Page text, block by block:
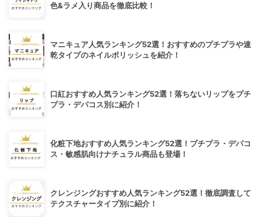
色&ラメ入り商品を徹底比較！
マニキュア人気ランキング52選！おすすめのプチプラや速
乾タイプのネイルポリッシュを紹介！
口紅おすすめ人気ランキング52選！落ちないリップをプチ
プラ・デパコス別に紹介！
化粧下地おすすめ人気ランキング52選！プチプラ・デパコ
ス・敏感肌向けナチュラル商品も登場！
クレンジングおすすめ人気ランキング52選！徹底調査して
テクスチャータイプ別に紹介！